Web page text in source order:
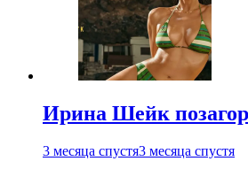
Ирина Шейк
3 месяца спустя3 месяца спустя